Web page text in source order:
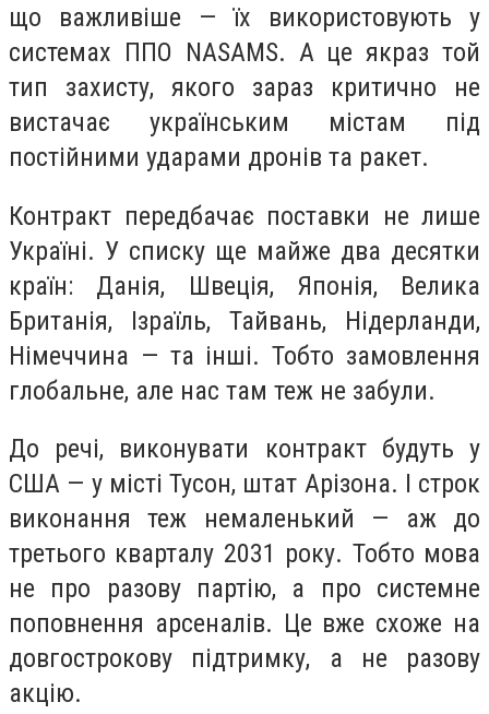
що важливіше — їх використовують у
системах ППО NASAMS. А це якраз той
тип захисту, якого зараз критично не
вистачає українським містам під
постійними ударами дронів та ракет.
Контракт передбачає поставки не лише
Україні. У списку ще майже два десятки
країн: Данія, Швеція, Японія, Велика
Британія, Ізраїль, Тайвань, Нідерланди,
Німеччина — та інші. Тобто замовлення
глобальне, але нас там теж не забули.
До речі, виконувати контракт будуть у
США — у місті Тусон, штат Арізона. І строк
виконання теж немаленький — аж до
третього кварталу 2031 року. Тобто мова
не про разову партію, а про системне
поповнення арсеналів. Це вже схоже на
довгострокову підтримку, а не разову
акцію.